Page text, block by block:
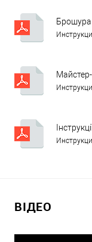
Брошура
ВІДЕО